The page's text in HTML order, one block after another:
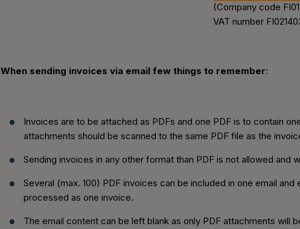
(Company code
VAT number
When sending invoices via email few things to remember:
Invoices are to be attached as PDFs and one PDF is to contain
attachments should be scanned to the same PDF file as the
Sending invoices in any other format than PDF is not allowed and
Several (max. 100) PDF invoices can be included in one email and
processed as one invoice.
The email content can be left blank as only PDF attachments will